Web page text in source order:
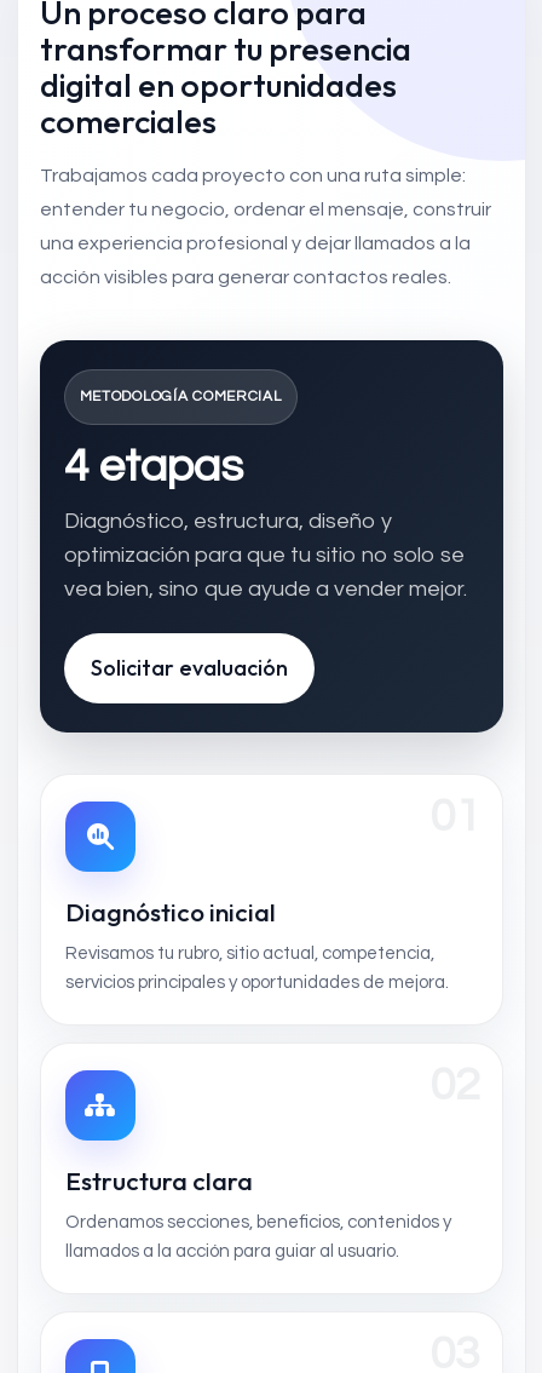
Un proceso claro para
transformar tu presencia
digital en oportunidades
comerciales
Trabajamos cada proyecto con una ruta simple:
entender tu negocio, ordenar el mensaje, construir
una experiencia profesional y dejar llamados a la
acción visibles para generar contactos reales.
METODOLOGÍA COMERCIAL
4 etapas
Diagnóstico, estructura, diseño y
optimización para que tu sitio no solo se
vea bien, sino que ayude a vender mejor.
Solicitar evaluación
Diagnóstico inicial
Revisamos tu rubro, sitio actual, competencia,
servicios principales y oportunidades de mejora.
Estructura clara
Ordenamos secciones, beneficios, contenidos y
llamados a la acción para guiar al usuario.